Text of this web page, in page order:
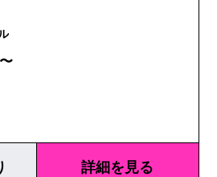
ル
詳細を見る